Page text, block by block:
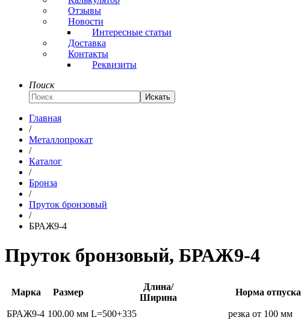
Отзывы
Новости
Интересные статьи
Доставка
Контакты
Реквизиты
Поиск
Искать
Главная
/
Металлопрокат
/
Каталог
/
Бронза
/
Пруток бронзовый
/
БРАЖ9-4
Пруток бронзовый, БРАЖ9-4
Марка Размер
Длина/
Ширина
Норма отпуска
БРАЖ9-4 100.00 мм L=500+335 резка от 100 мм